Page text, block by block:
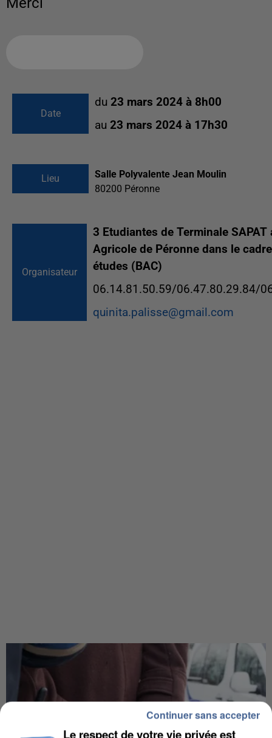
Date
du 23 mars 2024 à 8h00
au 23 mars 2024 à 17h30
Lieu
Salle Polyvalente Jean Moulin
80200 Péronne
Organisateur
3 Etudiantes de Terminale SAPAT
Agricole de Péronne dans le
études (BAC)
06.14.81.50.59/06.47.80.29.84/
quinita.palisse@gmail.com
Le respect de votre vie privée est
Continuer sans accepter